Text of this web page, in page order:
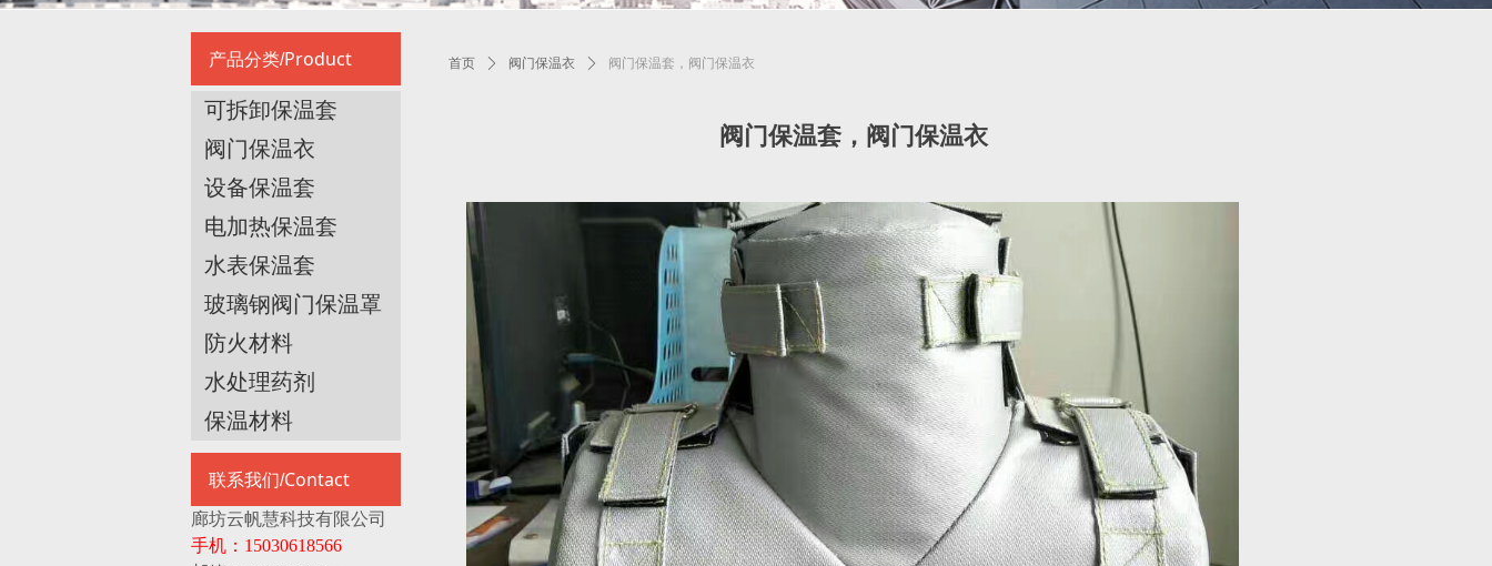
首页 ꄲ 阀门保温衣 ꄲ 阀门保温套，阀门保温衣
阀门保温套，阀门保温衣
产品分类/Product
可拆卸保温套
阀门保温衣
设备保温套
电加热保温套
水表保温套
玻璃钢阀门保温罩
防火材料
水处理药剂
保温材料
联系我们/Contact
廊坊云帆慧科技有限公司
手机：15030618566